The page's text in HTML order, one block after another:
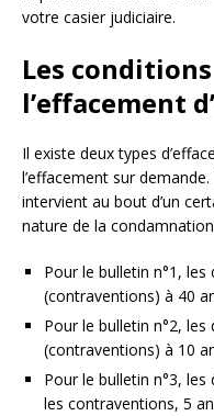
votre casier judiciaire.
Les
l’effacement
Il existe deux types
l’effacement sur demande.
intervient au bout d’un
nature de la
Pour le bulletin n°1,
(contraventions) à 40
Pour le bulletin n°2,
(contraventions) à 10
Pour le bulletin n°3,
les contraventions, 5